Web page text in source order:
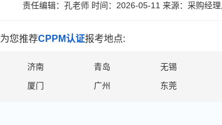
责任编辑：孔老师 时间：2026-05-11 来源： 采购经
为您推荐CPPM认证报考地点:
济南 青岛 无锡
厦门 广州 东莞